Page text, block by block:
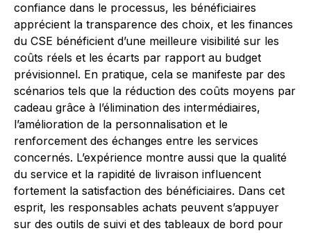
confiance dans le processus, les bénéficiaires
apprécient la transparence des choix, et les finances
du CSE bénéficient d’une meilleure visibilité sur les
coûts réels et les écarts par rapport au budget
prévisionnel. En pratique, cela se manifeste par des
scénarios tels que la réduction des coûts moyens par
cadeau grâce à l’élimination des intermédiaires,
l’amélioration de la personnalisation et le
renforcement des échanges entre les services
concernés. L’expérience montre aussi que la qualité
du service et la rapidité de livraison influencent
fortement la satisfaction des bénéficiaires. Dans cet
esprit, les responsables achats peuvent s’appuyer
sur des outils de suivi et des tableaux de bord pour